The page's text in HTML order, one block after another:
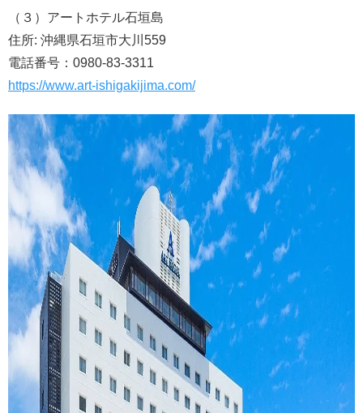
（３）アートホテル石垣島
住所: 沖縄県石垣市大川559
電話番号：0980-83-3311
https://www.art-ishigakijima.com/